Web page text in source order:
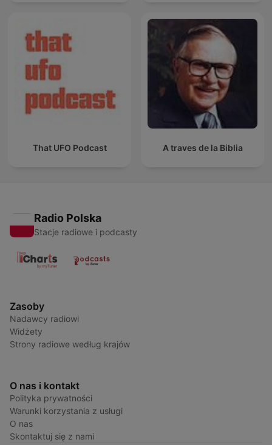
That UFO Podcast A traves de la Biblia
Radio Polska
Stacje radiowe i podcasty
Zasoby
Nadawcy radiowi
Widżety
Strony radiowe według krajów
O nas i kontakt
Polityka prywatności
Warunki korzystania z usługi
O nas
Skontaktuj się z nami